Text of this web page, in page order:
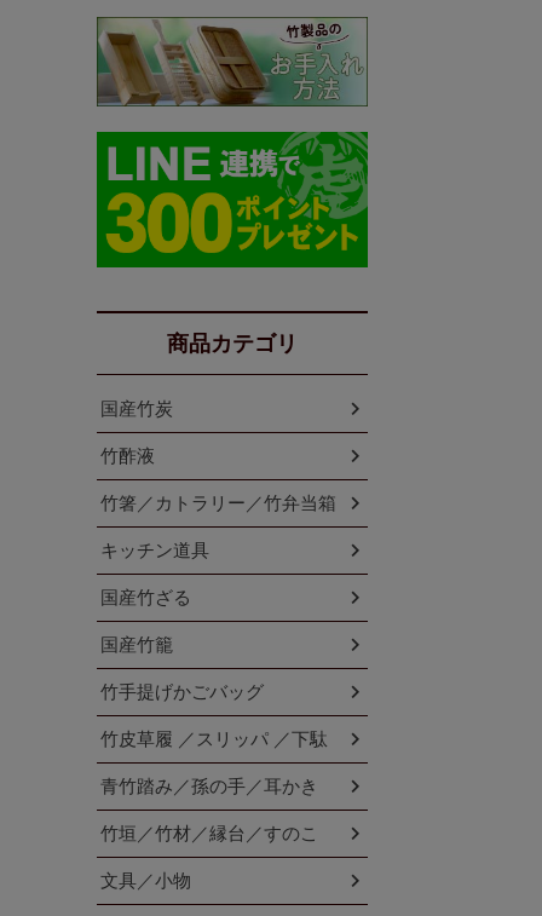
商品カテゴリ
国産竹炭
竹酢液
竹箸／カトラリー／竹弁当箱
キッチン道具
国産竹ざる
国産竹籠
竹手提げかごバッグ
竹皮草履 ／スリッパ ／下駄
青竹踏み／孫の手／耳かき
竹垣／竹材／縁台／すのこ
文具／小物